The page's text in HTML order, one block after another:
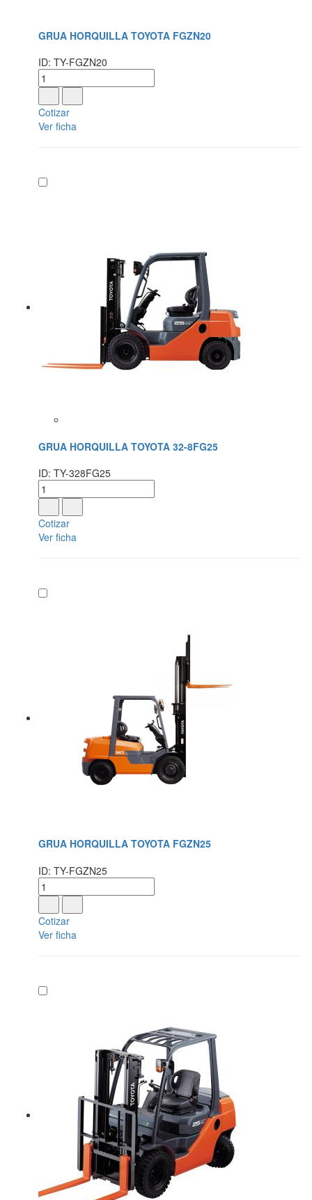
GRUA HORQUILLA TOYOTA FGZN20
ID: TY-FGZN20
Cotizar
Ver ficha
GRUA HORQUILLA TOYOTA 32-8FG25
ID: TY-328FG25
Cotizar
Ver ficha
GRUA HORQUILLA TOYOTA FGZN25
ID: TY-FGZN25
Cotizar
Ver ficha